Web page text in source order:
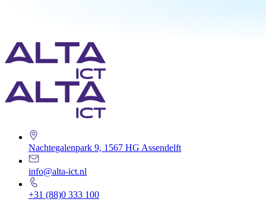
Nachtegalenpark 9, 1567 HG Assendelft
info@alta-ict.nl
+31 (88)0 333 100